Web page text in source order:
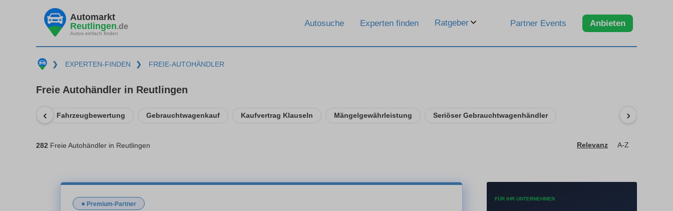
Automarkt
Reutlingen.de
Autos einfach finden
Autosuche Experten finden Ratgeber Partner Events Anbieten
❯ EXPERTEN-FINDEN ❯ FREIE-AUTOHÄNDLER
Freie Autohändler in Reutlingen
‹ Fahrzeugbewertung Gebrauchtwagenkauf Kaufvertrag Klauseln Mängelgewährleistung Seriöser Gebrauchtwagenhändler ›
282 Freie Autohändler in Reutlingen Relevanz A-Z
● Premium-Partner
FÜR IHR UNTERNEHMEN